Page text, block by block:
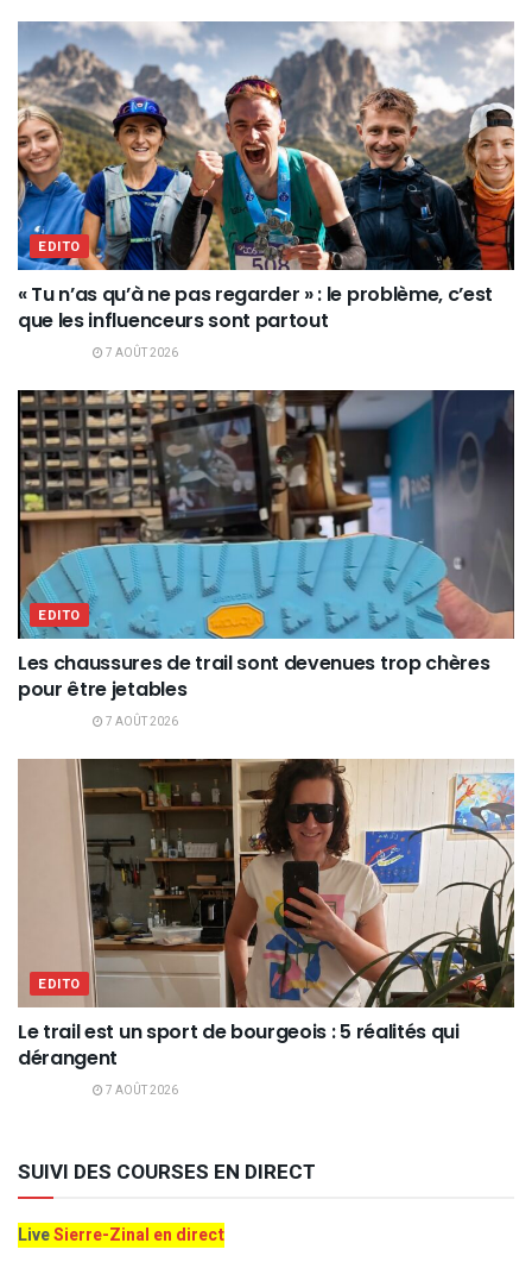
EDITO
« Tu n’as qu’à ne pas regarder » : le problème, c’est
que les influenceurs sont partout
7 AOÛT 2026
EDITO
Les chaussures de trail sont devenues trop chères
pour être jetables
7 AOÛT 2026
EDITO
Le trail est un sport de bourgeois : 5 réalités qui
dérangent
7 AOÛT 2026
SUIVI DES COURSES EN DIRECT
LiveSierre-Zinal en direct